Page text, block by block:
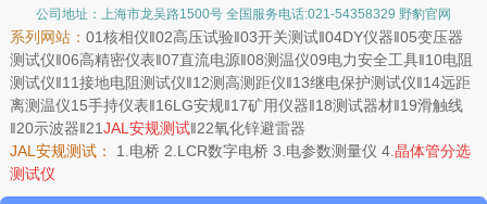
公司地址：上海市龙吴路1500号 全国服务电话:021-54358329 野豹官网
系列网站： 01核相仪‖02高压试验‖03开关测试‖04DY仪器‖05变压器
测试仪‖06高精密仪表‖07直流电源‖08测温仪09电力安全工具‖10电阻
测试仪‖11接地电阻测试仪‖12测高测距仪‖13继电保护测试仪‖14远距
离测温仪15手持仪表‖16LG安规‖17矿用仪器‖18测试器材‖19滑触线
‖20示波器‖21JAL安规测试‖22氧化锌避雷器
JAL安规测试：
1. 电桥 2. LCR数字电桥 3. 电参数测量仪 4. 晶体管分选
测试仪